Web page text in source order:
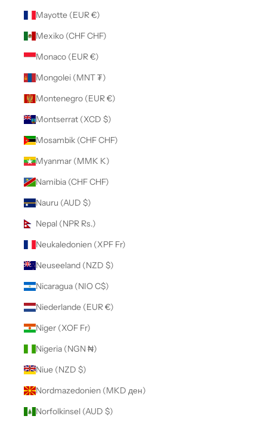
Mayotte (EUR €)
Mexiko (CHF CHF)
Monaco (EUR €)
Mongolei (MNT ₮)
Montenegro (EUR €)
Montserrat (XCD $)
Mosambik (CHF CHF)
Myanmar (MMK K)
Namibia (CHF CHF)
Nauru (AUD $)
Nepal (NPR Rs.)
Neukaledonien (XPF Fr)
Neuseeland (NZD $)
Nicaragua (NIO C$)
Niederlande (EUR €)
Niger (XOF Fr)
Nigeria (NGN ₦)
Niue (NZD $)
Nordmazedonien (MKD ден)
Norfolkinsel (AUD $)